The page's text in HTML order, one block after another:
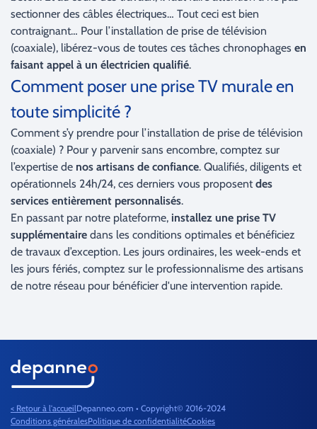
sectionner des câbles électriques… Tout ceci est bien
contraignant… Pour l’installation de prise de télévision
(coaxiale), libérez-vous de toutes ces tâches chronophages en
faisant appel à un électricien qualifié.
Comment poser une prise TV murale en
toute simplicité ?
Comment s’y prendre pour l’installation de prise de télévision
(coaxiale) ? Pour y parvenir sans encombre, comptez sur
l’expertise de nos artisans de confiance. Qualifiés, diligents et
opérationnels 24h/24, ces derniers vous proposent des
services entièrement personnalisés.
En passant par notre plateforme, installez une prise TV
supplémentaire dans les conditions optimales et bénéficiez
de travaux d’exception. Les jours ordinaires, les week-ends et
les jours fériés, comptez sur le professionnalisme des artisans
de notre réseau pour bénéficier d'une intervention rapide.
< Retour à l'accueilDepanneo.com • Copyright© 2016-2024
Conditions généralesPolitique de confidentialitéCookies